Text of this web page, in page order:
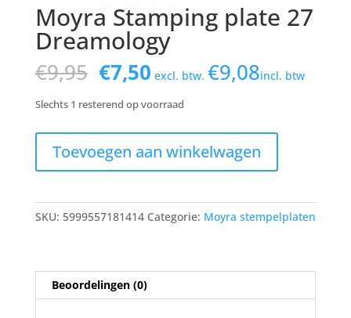
Moyra Stamping plate 27
Dreamology
€9,95 Oorspronkelijke
prijs
was:
€9,95.
€7,50Huidige
prijs
is:
€7,50.
excl. btw. €9,08incl. btw
Slechts 1 resterend op voorraad
Stamping
Dreamology
Toevoegen aan winkelwagen
SKU: 5999557181414 Categorie: Moyra stempelplaten
Beoordelingen (0)